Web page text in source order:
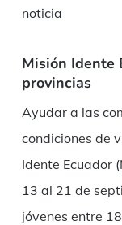
noticia
Misión Idente
provincias
Ayudar a las
condiciones de
Idente Ecuador
13 al 21 de
jóvenes entre